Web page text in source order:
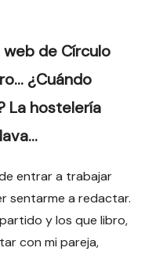
de Círculo
¿Cuándo
La hostelería
entrar a trabajar
sentarme a redactar.
y los que libro,
con mi pareja,